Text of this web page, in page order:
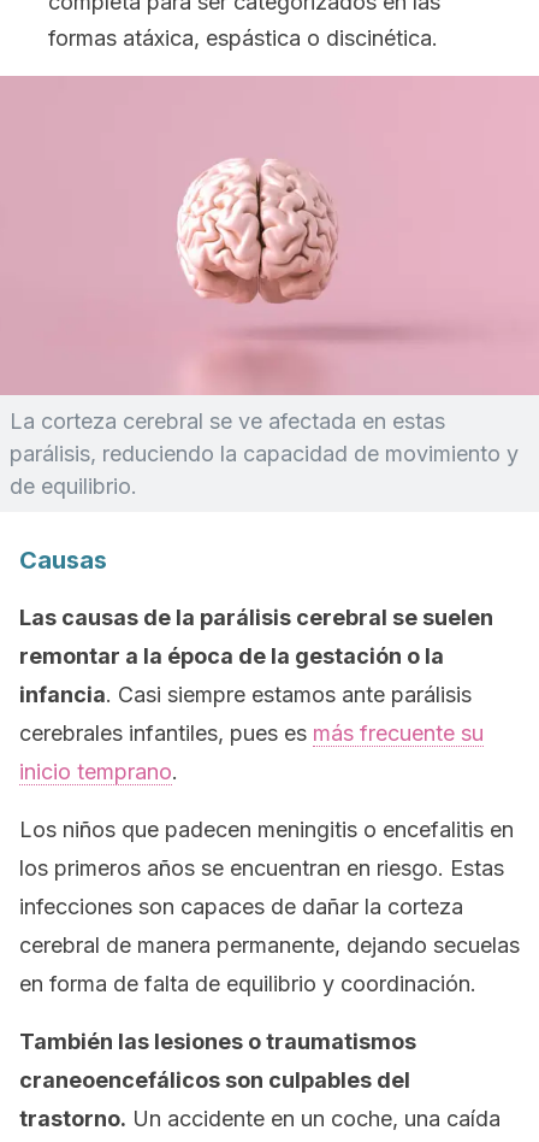
formas atáxica, espástica o discinética.
La corteza cerebral se ve afectada en estas
parálisis, reduciendo la capacidad de movimiento y
de equilibrio.
Causas
Las causas de la parálisis cerebral se suelen
remontar a la época de la gestación o la
infancia. Casi siempre estamos ante parálisis
cerebrales infantiles, pues es más frecuente su
inicio temprano.
Los niños que padecen meningitis o encefalitis en
los primeros años se encuentran en riesgo. Estas
infecciones son capaces de dañar la corteza
cerebral de manera permanente, dejando secuelas
en forma de falta de equilibrio y coordinación.
También las lesiones o traumatismos
craneoencefálicos son culpables del
trastorno. Un accidente en un coche, una caída